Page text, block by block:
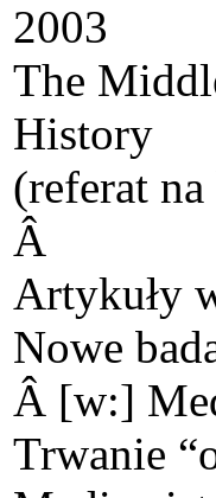
2003
The
History
(referat
Â
Artykuły
Nowe
Â [w:]
Trwanie